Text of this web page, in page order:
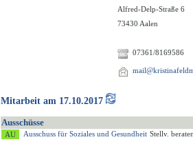
Alfred-Delp-Straße 6
73430 Aalen
07361/8169586
Mitarbeit am 17.10.2017
Ausschüsse
Ausschuss für Soziales und Gesundheit Stellv.